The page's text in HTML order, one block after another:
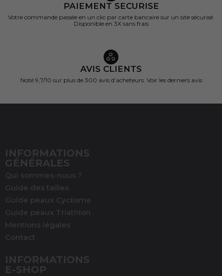
PAIEMENT SECURISE
Votre commande passée en un clic par carte bancaire sur un site sécurisé.
Disponible en 3X sans frais
AVIS CLIENTS
Noté 9,7/10 sur plus de 300 avis d’acheteurs. Voir les derniers avis
INFORMATIONS
GÉNÉRALES
Qui sommes-nous ?
Guide des tailles
Guide peaux Cyclisme
Guide peaux Triathlon
Mentions légales
Contact
INFORMATIONS
E-SHOP